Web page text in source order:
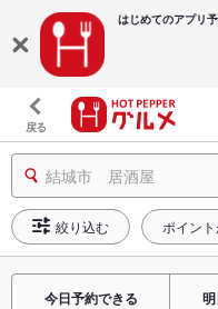
はじめてのアプリ
戻る
結城市 居酒屋
絞り込む ポイン
今日予約できる